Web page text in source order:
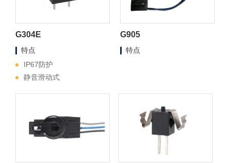
G304E
特点
IP67防护
静音滑动式
G905
特点